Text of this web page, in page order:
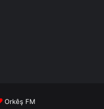
Orkêş FM